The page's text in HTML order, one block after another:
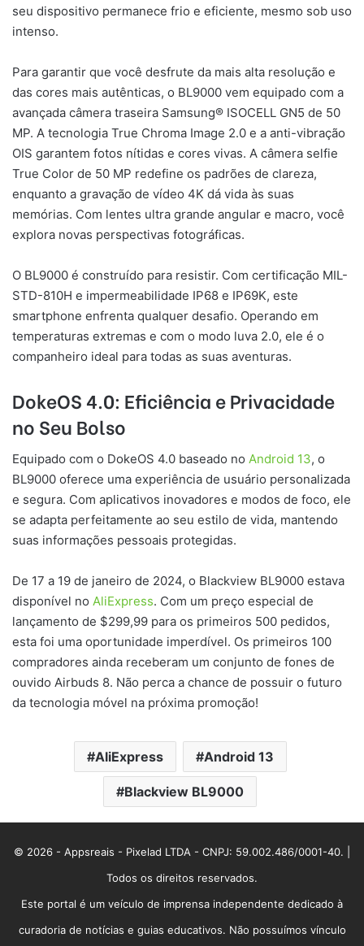
seu dispositivo permanece frio e eficiente, mesmo sob uso
intenso.
Para garantir que você desfrute da mais alta resolução e
das cores mais autênticas, o BL9000 vem equipado com a
avançada câmera traseira Samsung® ISOCELL GN5 de 50
MP. A tecnologia True Chroma Image 2.0 e a anti-vibração
OIS garantem fotos nítidas e cores vivas. A câmera selfie
True Color de 50 MP redefine os padrões de clareza,
enquanto a gravação de vídeo 4K dá vida às suas
memórias. Com lentes ultra grande angular e macro, você
explora novas perspectivas fotográficas.
O BL9000 é construído para resistir. Com certificação MIL-
STD-810H e impermeabilidade IP68 e IP69K, este
smartphone enfrenta qualquer desafio. Operando em
temperaturas extremas e com o modo luva 2.0, ele é o
companheiro ideal para todas as suas aventuras.
DokeOS 4.0: Eficiência e Privacidade
no Seu Bolso
Equipado com o DokeOS 4.0 baseado no Android 13, o
BL9000 oferece uma experiência de usuário personalizada
e segura. Com aplicativos inovadores e modos de foco, ele
se adapta perfeitamente ao seu estilo de vida, mantendo
suas informações pessoais protegidas.
De 17 a 19 de janeiro de 2024, o Blackview BL9000 estava
disponível no AliExpress. Com um preço especial de
lançamento de $299,99 para os primeiros 500 pedidos,
esta foi uma oportunidade imperdível. Os primeiros 100
compradores ainda receberam um conjunto de fones de
ouvido Airbuds 8. Não perca a chance de possuir o futuro
da tecnologia móvel na próxima promoção!
AliExpress Android 13
Blackview BL9000
© 2026 - Appsreais - Pixelad LTDA - CNPJ: 59.002.486/0001-40. |
Todos os direitos reservados.
Este portal é um veículo de imprensa independente dedicado à
curadoria de notícias e guias educativos. Não possuímos vínculo